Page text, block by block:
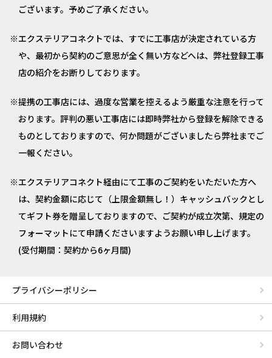
ございます。予めご了承ください。
エクステリアコネクトでは、すでに工事店が決定されている方
や、最初から契約のご意思が全く無い方などへは、弊社登録工事
店の紹介をお断りしております。
提携の工事店には、過度な営業を控えるよう厳重な注意を行って
おります。評判の悪い工事店には即時弊社から登録を解除できる
ものとしておりますので、何か問題がございましたら弊社までご
一報ください。
エクステリアコネクト経由にて工事のご契約をいただいた方へ
は、契約金額に応じて（上限金額無し！）キャッシュバックとし
てギフト券を贈呈しておりますので、ご契約が成立次第、規定の
フォーマットにて申請くださいますようお願い申し上げます。
(受付期間：契約から6ヶ月間)
プライバシーポリシー
利用規約
お問い合わせ